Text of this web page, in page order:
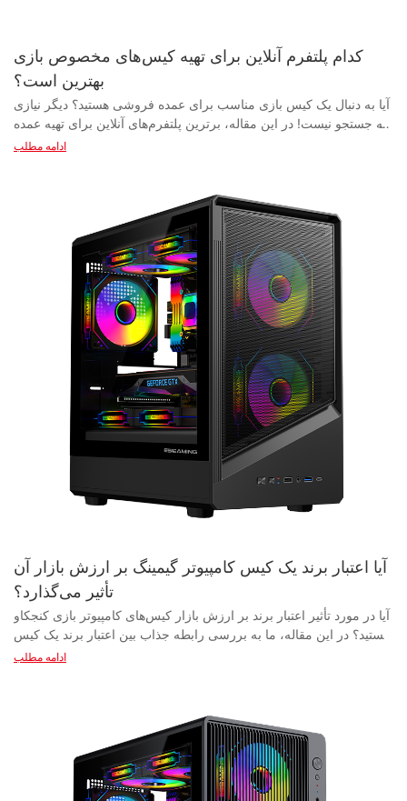
کدام پلتفرم آنلاین برای تهیه کیس‌های مخصوص بازی
بهترین است؟
آیا به دنبال یک کیس بازی مناسب برای عمده فروشی هستید؟ دیگر نیازی به جستجو نیست! در این مقاله، برترین پلتفرم‌های آنلاین برای تهیه عمده کیس‌های بازی را بررسی و مقایسه خواهیم کرد. کشف کنید که کجا می‌توانید بهترین معاملات، گسترده‌ترین انتخاب و باکیفیت‌ترین محصولات را برای ارتقاء سیستم بازی خود به سطح بعدی پیدا کنید. برای فهمیدن اینکه کدام پلتفرم آنلاین در دنیای عمده فروشی کیس‌های بازی حرف اول را می‌زند، ادامه مطلب را بخوانید. - مقدمه‌ای بر کیس‌های عمده‌فروشی کامپیوتر مخصوص بازی به عمده فروشی کیس های مخصوص بازی آیا به دنبال ساخت یک سیستم گیمینگ بی‌نظیر هستید؟ یکی از اولین چیزهایی که نیاز دارید، یک کیس کامپیوتر گیمینگ با کیفیت بالا است. این کیس‌ها نه تنها تمام قطعات شما را در خود جای می‌دهند، بلکه جریان هوا و خنک‌کنندگی لازم را برای عملکرد روان سیستم شما فراهم می‌کنند. با این حال، خرید عمده کیس‌های کامپیوتر گیمینگ برای استفاده تجاری یا شخصی می‌تواند یک کار دلهره‌آور باشد. اینجاست که تامین‌کنندگان و تولیدکنندگان عمده وارد عمل می‌شوند. فروش عمده کیس‌های مخصوص بازی، یک راه حل مقرون به صرفه برای کسانی است که به دنبال خرید عمده هستند. با خرید مستقیم از یک تامین کننده یا تولیدکننده، می‌توانید از قیمت‌های تخفیف‌دار و تخفیف‌های سفارش عمده بهره‌مند شوید. این به شما امکان می‌دهد در هر کیس صرفه‌جویی کنید و تهیه موجودی یا ساخت چندین سیستم را بدون صرف هزینه زیاد آسان‌تر می‌کند. هنگام تهیه عمده کیس‌های مخصوص بازی، انتخاب یک تامین‌کننده یا تولیدکننده معتبر بسیار مهم است. به دنبال شرکت‌هایی باشید که سابقه اثبات‌شده‌ای در ارائه محصولات با کیفیت بالا و به موقع دارند و نظرات مشتریان خوبی در مورد آنها دارند. این امر تضمین می‌کند که کیس‌های درجه یکی را دریافت خواهید کرد که مطابق با مشخصات و استانداردهای شما هستند. یکی از بهترین پلتفرم‌های آنلاین برای تهیه عمده کیس‌های بازی، علی‌بابا است. علی‌بابا یک پلتفرم پیشرو B2B است که خریداران را با تامین‌کنندگان و تولیدکنندگان از سراسر جهان متصل می‌کند. آنها طیف گسترده‌ای از کیس‌های بازی را در سبک‌ها، اندازه‌ها و طرح‌های مختلف متناسب با نیازهای شما ارائه می‌دهند. چه به دنبال کیس‌های میان‌رده، فول‌تاور یا مینی‌آی‌تی‌اکس باشید، علی‌بابا همه نیازهای شما را برآورده می‌کند. یکی دیگر از پلتفرم‌های محبوب برای تهیه عمده کیس‌های بازی، DHgate است. DHgate یک وب‌سایت تجارت الکترونیک چینی است که در ارتباط دادن خریداران با تامین‌کنندگان در چین تخصص دارد. آنها طیف گسترده‌ای از کیس‌های بازی را با قیمت‌های رقابتی ارائه می‌دهند و این آنها را به انتخابی عالی برای کسانی تبدیل می‌کند که به دنبال صرفه‌جویی در خریدهای عمده خود هستند. علاوه بر Alibaba و DHgate، پلتفرم‌های آنلاین دیگری مانند Amazon Business و Newegg نیز وجود دارند که کیس‌های بازی کامپیوتری را به صورت عمده عرضه می‌کنند. این پلتفرم‌ها ممکن است در مقایسه با Alibaba و DHgate انتخاب کمتری داشته باشند، اما همچنان راهی مناسب برای تهیه کیس به صورت عمده ارائه می‌دهند. در مجموع، هنگام تهیه عمده کیس‌های بازی، تحقیق و انتخاب یک تامین‌کننده یا تولیدکننده معتبر بسیار مهم است. با خرید عمده از یک منبع قابل اعتماد، می‌توانید در هزینه‌ها صرفه‌جویی کنید و مطمئن شوید که کیس‌های باکیفیتی برای سیستم بازی خود دریافت می‌کنید. چه یک کسب و کار باشید که به دنبال موجودی انبار هستید و چه یک فرد که به دنبال ساخت چندین سیستم بازی است، عمده فروشی کیس‌های بازی یک راه حل مقرون به صرفه برای همه نیازهای شماست. - عواملی که باید در انتخاب یک پلتفرم آنلاین در نظر بگیرید وقتی صحبت از خرید عمده کیس‌های بازی کامپیوتری می‌شود، انتخاب پلتفرم آنلاین مناسب برای موفقیت کسب و کار شما بسیار مهم است. با وجود گزینه‌های بسیار زیاد موجود، تصمیم‌گیری در مورد اینکه کدام پلتفرم برای نیازهای شما مناسب‌تر است، می‌تواند بسیار دشوار باشد. در این مقاله، عواملی را که باید هنگام انتخاب یک پلتفرم آنلاین برای خرید کیس‌های بازی کامپیوتری از تأمین‌کنندگان و تولیدکنندگان در نظر بگیرید، بررسی خواهیم کرد. یکی از مهمترین عواملی که هنگام انتخاب یک پلتفرم آنلاین باید در نظر بگیرید، اعتبار و قابلیت اطمینان تأمین‌کنندگان و تولیدکنندگان است. به دنبال پلتفرم‌هایی باشید که سابقه ارائه محصولات با کیفیت بالا و خدمات عالی به مشتریان را دارند. خواندن نظرات و توصیفات سایر خریداران می‌تواند به شما در مورد اعتبار یک پلتفرم خاص بینش بدهد. یکی دیگر از عوامل کلیدی که باید در نظر بگیرید، تنوع کیس‌های بازی موجود در پلتفرم است. شما می‌خواهید پلتفرمی را انتخاب کنید که طیف گسترده‌ای از کیس‌ها را در سبک‌ها، اندازه‌ها و محدوده‌های قیمتی مختلف ارائه دهد. این به شما امکان می‌دهد تا طیف متنوعی از ترجیحات مشتری و محدودیت‌های بودجه را برآورده کنید. قیمت نیز یکی از ملاحظات مهم هنگام انتخاب یک پلتفرم آنلاین برای تهیه کیس‌های بازی است. به دنبال پلتفرم‌هایی باشید که قیمت‌های رقابتی و تخفیف‌هایی را برای سفارشات عمده ارائه می‌دهند. قیمت‌ها را در پلتفرم‌های مختلف مقایسه کنید تا مطمئن شوید که بهترین معامله ممکن را انجام می‌دهید. سهولت فرآیند سفارش و تحویل یکی دیگر از عواملی است که باید در نظر گرفته شود. پلتفرمی را انتخاب کنید که رابط کاربری آسان و فرآیند سفارش ساده‌ای ارائه دهد. به دنبال پلتفرم‌هایی باشید که گزینه‌های حمل و نقل سریع و قابل اعتمادی را ارائه می‌دهند تا از تحویل به موقع سفارشات خود اطمینان حاصل کنید. پشتیبانی مشتری یکی دیگر از عوامل مهم است که هنگام انتخاب یک پلتفرم آنلاین باید در نظر بگیرید. به دنبال پلتفرم‌هایی باشید که پشتیبانی مشتری پاسخگو و مفیدی ارائه می‌دهند تا در صورت بروز هرگونه مشکل یا سؤالی که ممکن است در طول فرآیند تأمین منابع پیش بیاید، به شما کمک کنند. علاوه بر این عوامل، در نظر گرفتن راحتی و کاربرد کلی پلتفرم نیز مهم است. پلتفرمی را انتخاب کنید که پیمایش در آن آسان باشد و ویژگی‌هایی مانند فیلترهای جستجو، مقایسه محصولات و ردیابی سفارش را برای بهبود تجربه منبع‌یابی شما ارائه دهد. در پایان، هنگام انتخاب یک پلتفرم آنلاین برای تهیه عمده کیس‌های بازی، در نظر گرفتن عواملی مانند اعتبار و قابلیت اطمینان تأمین‌کنندگان و تولیدکنندگان، تنوع کیس‌های موجود، قیمت‌گذاری، فرآیندهای سفارش و تحویل، پشتیبانی مشتری و راحتی و قابلیت استفاده کلی، مهم است. با ارزیابی دقیق این عوامل، می‌توانید مطمئن شوید که بهترین پلتفرم را برای نیازهای تجاری خود انتخاب می‌کنید. - مقایسه پلتفرم‌های آنلاین محبوب برای کیس‌های کامپیوتر مخصوص بازی وقتی صحبت از خرید عمده کیس‌های بازی می‌شود، چندین پلتفرم آنلاین محبوب وجود دارند که به عنوان مدعیان برتر شناخته می‌شوند. در این مقاله، برخی از پرکاربردترین پلتفرم‌ها برای خرید عمده کیس‌های بازی را با هم مقایسه خواهیم کرد. چه شما یک تامین‌کننده یا تولیدکننده کیس بازی باشید، مهم است که از جزئیات این پلتفرم‌های آنلاین مطلع باشید تا بتوانید در مورد محل تهیه محصولات خود تصمیمات آگاهانه‌ای بگیرید. یکی از شناخته‌شده‌ترین پلتفرم‌های آنلاین برای تهیه عمده کیس‌های بازی، علی‌بابا است. علی‌بابا یک پلتفرم تجارت الکترونیک جهانی است که تأمین‌کنندگان و تولیدکنندگان را با خریدارانی از سراسر جهان مرتبط می‌کند. علی‌بابا با طیف گسترده‌ای از گزینه‌های کیس بازی، قیمت‌های رقابتی و طیف گسترده‌ای از محصولات را ارائه می‌دهد. با این حال، برخی از خریداران ممکن است در پیمایش پلتفرم و تأیید مشروعیت تأمین‌کنندگان مشکل داشته باشند. یکی دیگر از پلتفرم‌های آنلاین محبوب برای تهیه عمده کیس‌های بازی، آمازون است. آمازون یک سایت تجارت الکترونیک معتبر است که طیف گسترده‌ای از محصولات، از جمله کیس‌های بازی را ارائه می‌دهد. با گزینه‌های ارسال سریع و خدمات عالی به مشتریان، آمازون گزینه مناسبی برای تهیه عمده کیس‌های بازی است. با این حال، برخی از خریداران ممکن است دریابند که قیمت‌گذاری در آمازون به اندازه سایر پلتفرم‌ها رقابتی نیست. Newegg یکی دیگر از پلتفرم‌های آنلاین محبوب در بین خریدارانی است که به دنبال تهیه عمده کیس‌های بازی هستند. Newegg در زمینه لوازم الکترونیکی تخصص دارد و طیف گسترده‌ای از کیس‌های بازی را از تولیدکنندگان مختلف ارائه می‌دهد. Newegg با رابط کاربری آسان و توضیحات دقیق محصول، گزینه بسیار خوبی برای خریدارانی است که به دنبال مقایسه کیس‌های مختلف بازی قبل از خرید هستند. با این حال، برخی از خریداران ممکن است دریابند که هزینه‌های حمل و نقل در Newegg می‌تواند بالا باشد، به خصوص برای سفارشات عمده. در مجموع، هر پلتفرم آنلاین نقاط قوت و ضعف خود را در زمینه تهیه عمده کیس‌های بازی دارد. علی‌بابا طیف گسترده‌ای از محصولات را با قیمت‌های رقابتی ارائه می‌دهد، اما ممکن است برای برخی از خریداران پیمایش در آن دشوار باشد. آمازون ارسال سریع و خدمات عالی به مشتریان ارائه می‌دهد، اما قیمت‌گذاری ممکن است به اندازه کافی رقابتی نباشد. نیواگ رابط کاربری کاربرپسند و توضیحات مفصلی از محصول ارائه می‌دهد، اما هزینه‌های ارسال می‌تواند بالا باشد. در پایان، هنگام تهیه عمده کیس‌های بازی، در نظر گرفتن عوامل مختلفی که هر پلتفرم آنلاین ارائه می‌دهد، مهم است. چه Alibaba، Amazon یا Newegg را انتخاب کنید، حتماً هر پلتفرم را به طور کامل بررسی کنید تا بهترین گزینه را برای نیازهای خاص خود به عنوان یک تأمین‌کننده یا تولیدکننده کیس بازی پیدا کنید. - مزایای تهیه عمده کیس‌های بازی آنلاین وقتی صحبت از خرید عمده کیس‌های بازی کامپیوتری می‌شود، پلتفرم‌های آنلاین زیادی برای انتخاب وجود دارد. از وب‌سایت‌های عمده‌فروشی اختصاصی گرفته تا بازارهای آنلاین محبوب، پیدا کردن تأمین‌کننده یا تولیدکننده مناسب می‌تواند یک کار چالش‌برانگیز باشد. با این حال، مزایای متمایزی در خرید عمده کیس‌های بازی کامپیوتری به صورت آنلاین وجود دارد که این روش را به انتخاب ارجح برای بسیاری از کسب‌وکارها تبدیل می‌کند. یکی از مزایای کلیدی خرید عمده کیس‌های بازی به صورت آنلاین، راحتی و دسترسی آسان آن است. تنها با چند کلیک، می‌توانید طیف گسترده‌ای از محصولات از تأمین‌کنندگان و تولیدکنندگان مختلف را در یک مکان مرور کنید. این امر باعث صرفه‌جویی در زمان و حذف نیاز به مراجعه به فروشگاه‌های فیزیکی متعدد یا نمایشگاه‌های تجاری برای یافتن کیس بازی مناسب برای نیازهای شما می‌شود. یکی دیگر از مزایای عمده خرید عمده کیس‌های بازی آنلاین، امکان مقایسه قیمت‌ها و یافتن بهترین معاملات است. پلتفرم‌های آنلاین اغلب قیمت‌ها را به صورت شفاف نمایش می‌دهند و به شما این امکان را می‌دهند که به راحتی هزینه‌ها را مقایسه کرده و مقرون به صرفه‌ترین گزینه را برای کسب و کار خود انتخاب کنید. علاوه بر این، بسیاری از تأمین‌کنندگان و تولیدکنندگان آنلاین، تخفیف‌ها و پیشنهادات ویژه‌ای را منحصراً برای مشتریان آنلاین ارائه می‌دهند که باعث کاهش بیشتر هزینه‌ها و افزایش پس‌انداز می‌شود. علاوه بر این، خرید عمده کیس‌های بازی به صورت آنلاین به شما امکان دسترسی به مجموعه بزرگتری از تامین‌کنندگان و تولیدکنندگان از سراسر جهان را می‌دهد. این امر نه تنها تنوع محصولات موجود را افزایش می‌دهد، بلکه به شما امکان می‌دهد سبک‌ها، طرح‌ها و مواد مختلفی را که ممکن است به راحتی در محل موجود نباشند، کشف کنید. با گسترش جستجوی خود به بازارهای بین‌المللی، می‌توانید کیس‌های بازی منحصر به فردی پیدا کنید که محصولات شما را از رقبا متمایز می‌کند. علاوه بر این، بسیاری از پلتفرم‌های آنلاین گزینه‌های سفارشی‌سازی برای کیس‌های بازی ارائه می‌دهند و به شما این امکان را می‌دهند که طراحی و مشخصات را متناسب با نیازهای خاص خود
ادامه مطلب
آیا اعتبار برند یک کیس کامپیوتر گیمینگ بر ارزش بازار آن
تأثیر می‌گذارد؟
آیا در مورد تأثیر اعتبار برند بر ارزش بازار کیس‌های کامپیوتر بازی کنجکاو هستید؟ در این مقاله، ما به بررسی رابطه جذاب بین اعتبار برند یک کیس کامپیوتر بازی و ارزش بازار آن می‌پردازیم. به ما بپیوندید تا بررسی کنیم که چگونه برداشت مصرف‌کننده می‌تواند ارزش یک محصول را در صنعت رقابتی بازی شکل دهد. - بررسی رابطه بین اعتبار برند و ارزش بازار در دنیای همواره در حال تکامل فناوری و بازی، کیس کامپیوتر گیمینگ نه تنها در محافظت از اجزای یک کامپیوتر با کارایی بالا، بلکه در افزایش جذابیت کلی زیبایی‌شناسی دستگاه نیز نقش حیاتی ایفا می‌کند. به همین ترتیب، اعتبار برند یک کیس کامپیوتر گیمینگ می‌تواند به طور قابل توجهی بر ارزش بازار آن تأثیر بگذارد، زیرا مصرف‌کنندگان اغلب برندهای شناخته شده را با کیفیت و عملکرد برتر مرتبط می‌دانند. هنگام بررسی رابطه بین اعتبار برند و ارزش بازار در زمینه کیس‌های کامپیوتر بازی، ضروری است که نقش تأمین‌کنندگان و تولیدکنندگان کیس کامپیوتر بازی را در نظر بگیریم. تأمین‌کنندگان کیس کامپیوتر بازی مسئول تهیه و توزیع طیف گسترده‌ای از کیس‌های کامپیوتر بازی از تولیدکنندگان مختلف هستند، در حالی که تولیدکنندگان کیس کامپیوتر بازی وظیفه طراحی و تولید این کیس‌ها را بر عهده دارند. هر دوی این نهادها نقش حیاتی در شکل‌دهی به اعتبار برند یک کیس کامپیوتر بازی و در نهایت تأثیرگذاری بر ارزش بازار آن دارند. یکی از عوامل کلیدی که می‌تواند بر اعتبار برند یک کیس کامپیوتر مخصوص بازی تأثیر بگذارد، کیفیت مواد به کار رفته در ساخت آن است. مواد با کیفیت بالا، مانند شیشه سکوریت، آلومینیوم و فولاد، نه تنها دوام و طول عمر را فراهم می‌کنند، بلکه به جذابیت کلی زیبایی‌شناسی کیس نیز کمک می‌کنند. یک کیس کامپیوتر مخصوص بازی که از مواد درجه یک ساخته شده باشد، به احتمال زیاد توسط مصرف‌کنندگان به عنوان یک محصول رده بالا شناخته می‌شود و در نتیجه اعتبار برند و ارزش بازار آن را افزایش می‌دهد. علاوه بر جنس مواد، طراحی و عملکرد یک کیس کامپیوتر مخصوص بازی نیز نقش مهمی در شکل‌گیری اعتبار برند آن دارد. کیس‌های کامپیوتر مخصوص بازی با ویژگی‌های نوآورانه، مانند نورپردازی RGB، سیستم‌های مدیریت کابل و طرح‌بندی‌های قابل تنظیم، بیشتر مورد توجه مصرف‌کنندگان قرار می‌گیرند و نظرات مثبتی را به خود جلب می‌کنند. در نتیجه، این کیس‌ها بیشتر با برندهای معتبر مرتبط می‌شوند و در نتیجه ارزش بازار آنها در نظر مصرف‌کنندگان افزایش می‌یابد. علاوه بر این، اعتبار یک تأمین‌کننده یا تولیدکننده کیس کامپیوتر بازی می‌تواند بر اعتبار برند محصولاتی که ارائه می‌دهد نیز تأثیر بگذارد. یک تأمین‌کننده یا تولیدکننده کیس کامپیوتر بازی با سابقه ارائه محصولات با کیفیت بالا و خدمات عالی به مشتری، بیشتر مورد اعتماد مصرف‌کنندگان قرار می‌گیرد و منجر به ایجاد ارتباط مثبت با کیس‌های کامپیوتر بازی ارائه شده توسط آنها می‌شود. از سوی دیگر، یک تأمین‌کننده یا تولیدکننده با اعتبار ضعیف می‌تواند بر اعتبار برند و ارزش بازار کیس‌های کامپیوتر بازی که ارائه می‌دهد تأثیر منفی بگذارد. به طور کلی، اعتبار برند یک کیس کامپیوتر بازی به طور پیچیده‌ای با ارزش بازار آن مرتبط است، به طوری که مصرف‌کنندگان اغلب حاضرند برای محصولات برندهای معتبر، مبلغ بالایی بپردازند. با درک عواملی که در اعتبار برند نقش دارند، تأمین‌کنندگان و تولیدکنندگان کیس کامپیوتر بازی می‌توانند موقعیت خود را در بازار تقویت کرده و مصرف‌کنندگان نکته‌سنجی را که به دنبال کیس‌های کامپیوتر بازی با کیفیت بالا و شیک هستند، جذب کنند. در نهایت، رابطه بین اعتبار برند و ارزش بازار، اهمیت کیفیت، طراحی و اعتماد را در دنیای رقابتی کیس‌های کامپیوتر بازی برجسته می‌کند. - تأثیر ادراک برند بر تصمیمات خرید مصرف‌کننده در دنیای رقابتی کیس‌های کامپیوتر مخصوص بازی، تصور از برند نقش مهمی در تأثیرگذاری بر تصمیمات خرید مصرف‌کننده ایفا می‌کند. به‌طور گسترده پذیرفته شده است که اعتبار یک برند می‌تواند به‌طور قابل‌توجهی بر ارزش بازار یک محصول تأثیر بگذارد. هدف این مقاله بررسی رابطه بین اعتبار برند و ارزش بازار در زمینه کیس‌های کامپیوتر مخصوص بازی است. کیس‌های مخصوص بازی به دلیل طراحی‌های شیک، ویژگی‌های پیشرفته و قابلیت سفارشی‌سازی، به انتخابی محبوب در بین گیمرها تبدیل شده‌اند. در نتیجه، بازار کیس‌های مخصوص بازی با گزینه‌های بی‌شماری از تأمین‌کنندگان و تولیدکنندگان مختلف اشباع شده است. در چنین بازار شلوغی، برندها باید خود را متمایز کرده و شهرت قوی برای خود ایجاد کنند تا مشتریان را جذب و حفظ کنند. یکی از عوامل کلیدی که درک برند از یک کیس کامپیوتر بازی را تعیین می‌کند، کیفیت محصول است. گیمرها حاضرند برای یک کیس با کیفیت بالا که عملکرد، دوام و زیبایی برتر را ارائه می‌دهد، هزینه بیشتری بپردازند. برندهایی که به طور مداوم این عوامل را برآورده می‌کنند، احتمالاً مورد توجه مصرف‌کنندگان قرار می‌گیرند. از سوی دیگر، برندهایی که نتوانند انتظارات گیمرها را برآورده کنند، ممکن است برای جلب توجه در بازار با مشکل مواجه شوند. یکی دیگر از جنبه‌های مهم درک برند، تصویر کلی و شهرت برند است. گیمرها بیشتر به برندهایی اعتماد می‌کنند و از آنها خرید می‌کنند که در جامعه بازی شهرت مثبتی دارند. این امر می‌تواند از طریق بازاریابی مؤثر، بررسی‌های مثبت، تأیید از سوی اینفلوئنسرها و خدمات مشتری پاسخگو حاصل شود. برندهایی که به طور فعال با مشتریان خود تعامل دارند و نیازهای آنها را در اولویت قرار می‌دهند، احتمال بیشتری برای ایجاد دنبال‌کنندگان وفادار و افزایش ارزش بازار خود دارند. علاوه بر این، اعتبار تولیدکننده کیس کامپیوتر مخصوص بازی نیز می‌تواند بر تصمیمات خرید مصرف‌کننده تأثیر بگذارد. تولیدکنندگانی که سابقه تولید محصولات با کیفیت بالا را دارند، بیشتر مورد اعتماد مصرف‌کنندگان قرار می‌گیرند. گیمرها احتمالاً کیس کامپیوتر مخصوص بازی را از یک تولیدکننده معتبر به یک برند ناشناخته ترجیح می‌دهند، زیرا اعتبار تولیدکننده را با کیفیت و قابلیت اطمینان محصول مرتبط می‌دانند. در مجموع، اعتبار برند یک کیس کامپیوتر بازی می‌تواند تأثیر قابل توجهی بر ارزش بازار آن داشته باشد. برندهایی که قادر به متمایز کردن خود، ایجاد شهرت مثبت و ارائه محصولات با کیفیت بالا هستند، احتمال موفقیت بیشتری در بازار رقابتی کیس کامپیوتر بازی دارند. با تمرکز بر ایجاد یک برند قوی، تأمین‌کنندگان و تولیدکنندگان کیس کامپیوتر بازی می‌توانند مشتریان را جذب و حفظ کنند، ارزش بازار خود را افزایش دهند و از رقبا پیشی بگیرند. - چگونه وفاداری به برند بر روند بازار در کیس‌های کامپیوتر بازی تأثیر می‌گذارد در دنیای رقابتی کیس‌های کامپیوتر مخصوص بازی، وفاداری به برند نقش مهمی در تأثیرگذاری بر روند بازار ایفا می‌کند. با توجه به اینکه گیمرها در ترجیحات و الزامات خود برای سیستم‌های بازی خود دقیق‌تر می‌شوند، اهمیت اعتبار برند را نمی‌توان نادیده گرفت. در این مقاله، با تمرکز بر تأمین‌کنندگان و تولیدکنندگان کیس کامپیوتر مخصوص بازی، به بررسی چگونگی تأثیر وفاداری به برند بر ارزش بازار در صنعت کیس کامپیوتر مخصوص بازی خواهیم پرداخت. کیس‌های مخصوص بازی فقط یک لوازم جانبی کاربردی برای گیمرها نیستند؛ بلکه نمایانگر سبک شخصی و بازتابی از کیفیت تجهیزات بازی آنها هستند. به همین دلیل، گیمرها اغلب به سمت برندهایی جذب می‌شوند که به تولید محصولات با کیفیت و نوآورانه شهرت دارند. این وفاداری به برند می‌تواند منجر به ایجاد یک پایگاه مشتری وفادار شود که حاضر است برای محصولات برندهای مورد علاقه خود هزینه بیشتری بپردازد. یکی از راه‌های کلیدی که وفاداری به برند بر روند بازار در صنعت کیس‌های کامپیوتر بازی تأثیر می‌گذارد، از طریق درک کیفیت است. گیمرهایی که به یک برند خاص وفادار هستند، بیشتر احتمال دارد به آن برند برای ارائه محصول برتر که نیازهای آنها را برآورده می‌کند، اعتماد کنند. این اعتماد می‌تواند منجر به افزایش فروش و سهم بازار برای برند و همچنین ارزش بازار بالاتر برای محصولات آنها شود. یکی دیگر از راه‌هایی که وفاداری به برند بر روند بازار در صنعت کیس‌های کامپیوتر بازی تأثیر می‌گذارد، از طریق حمایت از برند است. مشتریان وفادار بیشتر احتمال دارد محصولات برندهای مورد علاقه خود را به دوستان و خانواده توصیه کنند، که می‌تواند به افزایش آگاهی از برند و تأثیرگذاری بر تصمیمات خرید کمک کند. این بازاریابی دهان به دهان می‌تواند ابزاری قدرتمند برای تأمین‌کنندگان و تولیدکنندگان کیس‌های کامپیوتر بازی باشد که به دنبال گسترش پایگاه مشتریان خود هستند. علاوه بر افزایش فروش و ارزش بازار، وفاداری به برند می‌تواند به تأمین‌کنندگان و تولیدکنندگان کیس‌های کامپیوتر بازی نیز کمک کند تا خود را از رقبا متمایز کنند. با ایجاد یک پایگاه مشتری قوی و وفادار، برندها می‌توانند یک پیشنهاد فروش منحصر به فرد ایجاد کنند که آنها را از سایر بازیگران بازار متمایز می‌کند. این امر می‌تواند به جذب مشتریان جدید و حفظ مشتریان فعلی کمک کند و در نهایت منجر به افزایش سهم بازار و سودآوری شود. در مجموع، وفاداری به برند نقش حیاتی در تأثیرگذاری بر روند بازار در صنعت کیس کامپیوتر بازی ایفا می‌کند. تأمین‌کنندگان و تولیدکنندگان کیس کامپیوتر بازی که قادر به ایجاد و حفظ پایگاه مشتریان وفادار هستند، می‌توانند از افزایش فروش، ارزش بازار و حمایت از برند بهره‌مند شوند. با تمرکز بر ارائه محصولات با کیفیت بالا و تقویت روابط قوی با مشتریان، برندها می‌توانند خود را به عنوان رهبران بازار رقابتی کیس کامپیوتر بازی معرفی کنند. - تحلیل نقش استراتژی‌های بازاریابی در ایجاد اعتبار برند در بازار رقابتی امروز، صنعت کامپیوترهای گیمینگ رونق زیادی دارد و علاقه‌مندان به بازی دائماً به دنبال جدیدترین و بهترین محصولات برای بهبود تجربه بازی خود هستند. یکی از اجزای حیاتی یک کامپیوتر گیمینگ، کیس آن است که نه تنها اجزای سخت‌افزاری مهم را در خود جای می‌دهد، بلکه نقش مهمی در زیبایی ظاهری سیستم نیز ایفا می‌کند. به همین ترتیب، اعتبار برند یک کیس گیمینگ می‌تواند تأثیر زیادی بر ارزش بازار آن داشته باشد. هنگام تحلیل نقش استراتژی‌های بازاریابی در ایجاد اعتبار برند برای کیس‌های کامپیوتر بازی، در نظر گرفتن عواملی که به اعتبار یک برند در صنعت کمک می‌کنند، مهم است. یکی از عوامل کلیدی، کیفیت خود محصول است. یک کیس کامپیوتر بازی که به خوبی طراحی شده، بادوام است و قابلیت‌های خنک‌کننده عالی ارائه می‌دهد، طبیعتاً نظرات مثبتی را از مصرف‌کنندگان و متخصصان صنعت به دست می‌آورد. این نظرات مثبت می‌تواند به مرور زمان به ایجاد اعتبار یک برند کمک کند، زیرا مصرف‌کنندگان برای نیازهای کامپیوتر بازی خود به آن برند اعتماد می‌کنند و به آن تکیه می‌کنند. یکی دیگر از عوامل مهم در ایجاد اعتبار برند برای کیس‌های کامپیوتر بازی، استراتژی‌های بازاریابی به کار گرفته شده توسط برند است. استراتژی‌های بازاریابی موثر می‌توانند به افزایش آگاهی از برند، بهبود درک از برند و در نهایت افزایش فروش کمک کنند. برای تأمین‌کنندگان و تولیدکنندگان کیس کامپیوتر بازی، این امر می‌تواند شامل ایجاد کمپین‌های بازاریابی هدفمند باشد که ویژگی‌ها و مزایای منحصر به فرد محصولات آنها را برجسته می‌کند، و همچنین تعامل با مصرف‌کنندگان از طریق پلتفرم‌های رسانه‌های اجتماعی و انجمن‌های بازی برای ایجاد یک پایگاه طرفداران وفادار. علاوه بر این، مشارکت و همکاری با اینفلوئنسرهای محبوب بازی و تیم‌های ورزش‌های الکترونیکی نیز می‌تواند به افزایش اعتبار یک برند در جامعه بازی کمک کند. با همسو کردن برند خود با شخصیت‌ها و سازمان‌های شناخته‌شده در صنعت، تأمین‌کنندگان و تولیدکنندگان کیس کامپیوتر بازی می‌توانند از پایگاه طرفداران و اعتبار موجود خود برای دستیابی به مخاطبان جدید و
ادامه مطلب